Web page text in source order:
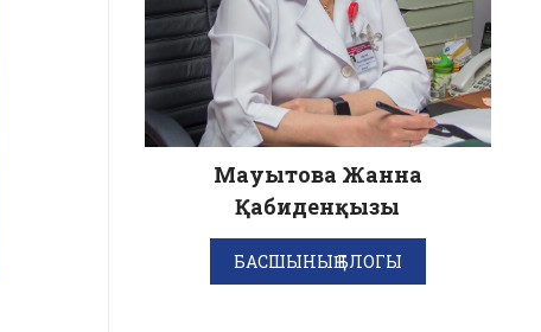
Мауытова Жанна
Қабиденқызы
БАСШЫНЫҢ БЛОГЫ